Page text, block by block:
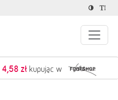
4,58 złkupując w